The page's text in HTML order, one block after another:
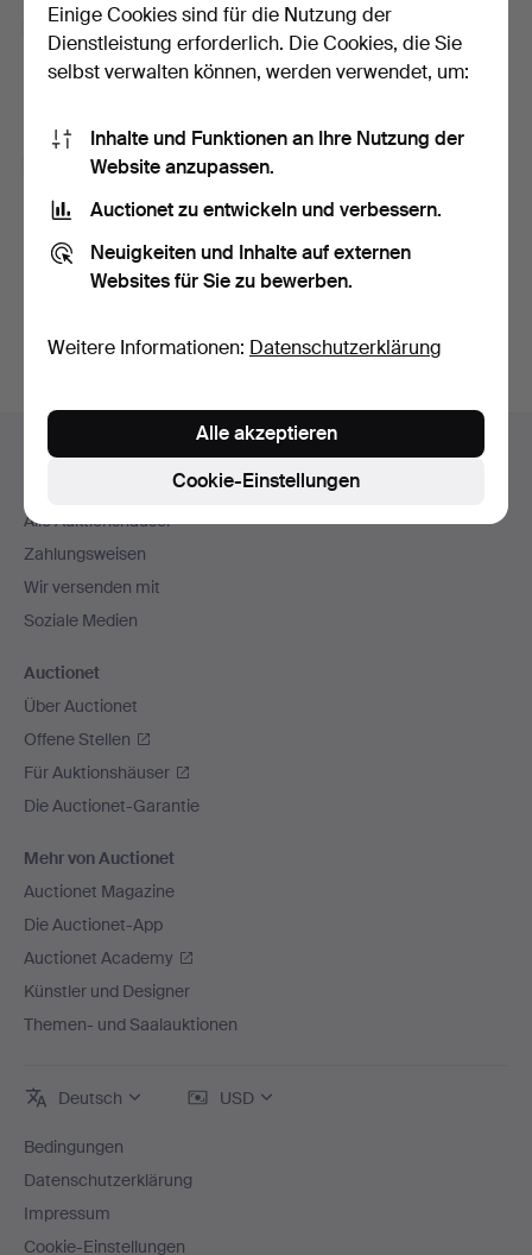
Abonnieren Sie den Auctionet-Newsletter.
Mit u. a. Expertentipps, ausgewählten Objekten und Inspiration.
Ich bin über 18 Jahre alt und akzeptiere
Datenschutzerklärungzur Kenntnis genommen habe.
Konto erstellen
Navigation
Hilfe und Kontakt
Kontakt mit dem Support aufnehmen
Alle Auktionshäuser
Zahlungsweisen
Wir versenden mit
Soziale Medien
Auctionet
Über Auctionet
Offene Stellen
Für Auktionshäuser
Die Auctionet-Garantie
Mehr von Auctionet
Auctionet Magazine
Die Auctionet-App
Auctionet Academy
Künstler und Designer
Themen- und Saalauktionen
Deutsch USD
Bedingungen
Datenschutzerklärung
Impressum
Cookie-Einstellungen
Einige Cookies sind für die Nutzung der
Dienstleistung erforderlich. Die Cookies, die Sie
selbst verwalten können, werden verwendet, um:
Inhalte und Funktionen an Ihre Nutzung der
Website anzupassen.
Auctionet zu entwickeln und verbessern.
Neuigkeiten und Inhalte auf externen
Websites für Sie zu bewerben.
Weitere Informationen: Datenschutzerklärung
Cookie-Einstellungen
Alle akzeptieren